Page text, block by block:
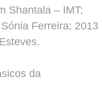
Shantala – IMT;
Ferreira; 2013
da